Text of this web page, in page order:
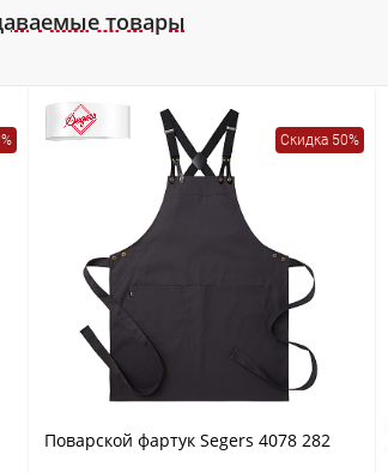
товары
Скидка 50%
Поварской фартук Segers 4078 282